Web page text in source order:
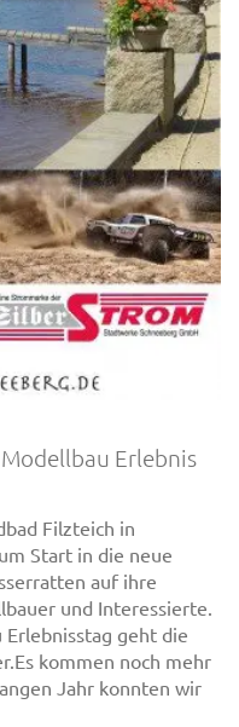
Erlebnis
Filzteich in
Start in die neue
auf ihre
und Interessierte.
geht die
kommen noch mehr
Jahr konnten wir